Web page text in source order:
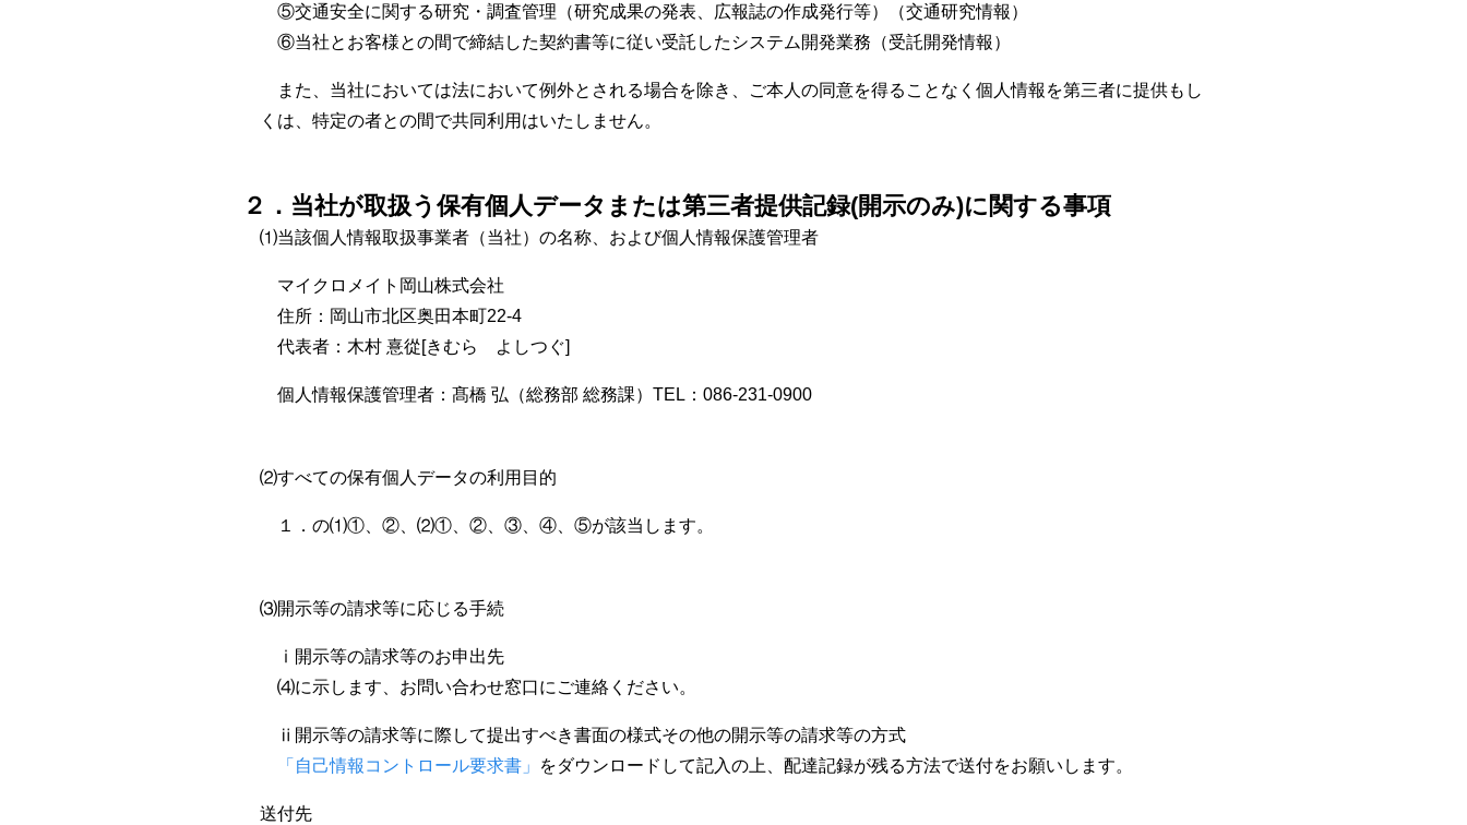
⑤交通安全に関する研究・調査管理（研究成果の発表、広報誌の作成発行等）（交通研究情報）
⑥当社とお客様との間で締結した契約書等に従い受託したシステム開発業務（受託開発情報）
また、当社においては法において例外とされる場合を除き、ご本人の同意を得ることなく個人情報を第三者に提供もし
くは、特定の者との間で共同利用はいたしません。
２．当社が取扱う保有個人データまたは第三者提供記録(開示のみ)に関する事項
⑴当該個人情報取扱事業者（当社）の名称、および個人情報保護管理者
マイクロメイト岡山株式会社
住所：岡山市北区奥田本町22-4
代表者：木村 憙從[きむら よしつぐ]
個人情報保護管理者：髙橋 弘（総務部 総務課）TEL：086-231-0900
⑵すべての保有個人データの利用目的
１．の⑴①、②、⑵①、②、③、④、⑤が該当します。
⑶開示等の請求等に応じる手続
ⅰ開示等の請求等のお申出先
⑷に示します、お問い合わせ窓口にご連絡ください。
ⅱ開示等の請求等に際して提出すべき書面の様式その他の開示等の請求等の方式
「自己情報コントロール要求書」
をダウンロードして記入の上、配達記録が残る方法で送付をお願いします。
送付先